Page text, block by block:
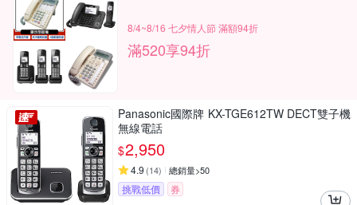
8/4~8/16 七夕情人節 滿額94折
滿520享94折
Panasonic國際牌 KX-TGE612TW DECT雙子機
無線電話
$2,950
4.9 (14) 總銷量>50
挑戰低價 券